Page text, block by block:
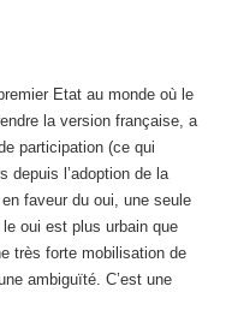
Etat au monde où le
la version française, a
participation (ce qui
depuis l’adoption de la
faveur du oui, une seule
oui est plus urbain que
très forte mobilisation de
ambiguïté. C’est une